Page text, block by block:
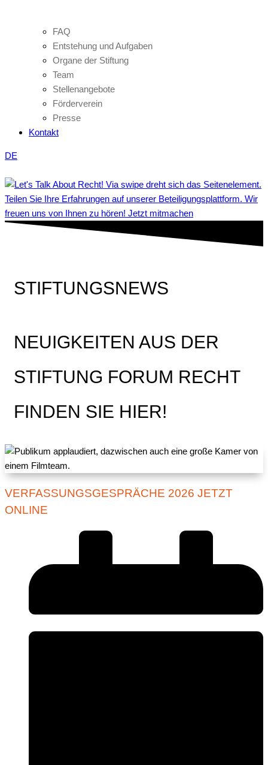
FAQ
Entstehung und Aufgaben
Organe der Stiftung
Team
Stellenangebote
Förderverein
Presse
Kontakt
DE
Teilen Sie Ihre Erfahrungen auf unserer Beteiligungsplattform. Wir
freuen uns von Ihnen zu hören! Jetzt mitmachen
STIFTUNGSNEWS
NEUIGKEITEN AUS DER
STIFTUNG FORUM RECHT
FINDEN SIE HIER!
VERFASSUNGSGESPRÄCHE 2026 JETZT
ONLINE